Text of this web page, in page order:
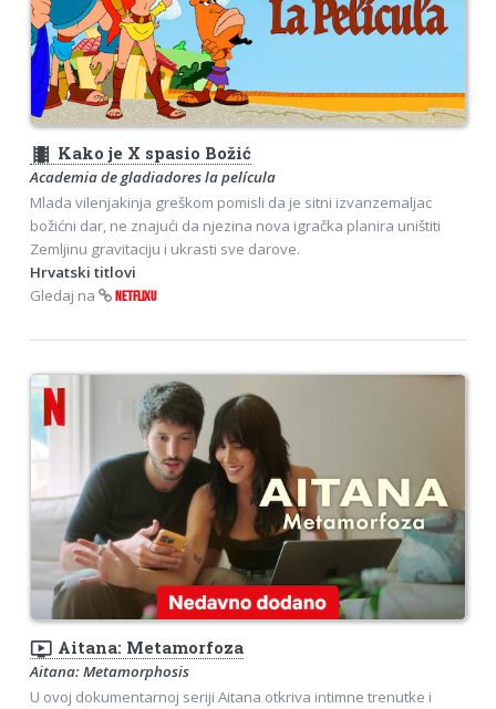
theaters Kako je X spasio Božić
Academia de gladiadores la película
Mlada vilenjakinja greškom pomisli da je sitni izvanzemaljac
božićni dar, ne znajući da njezina nova igračka planira uništiti
Zemljinu gravitaciju i ukrasti sve darove.
Hrvatski titlovi
Gledaj na
NETFLIXU
ondemand_video Aitana: Metamorfoza
Aitana: Metamorphosis
U ovoj dokumentarnoj seriji Aitana otkriva intimne trenutke i